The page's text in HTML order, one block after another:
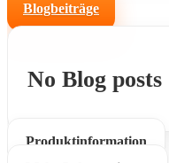
Blogbeiträge
No Blog posts
Produktinformation